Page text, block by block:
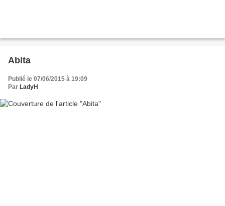
Abita
Publié le 07/06/2015 à 19:09
Par LadyH